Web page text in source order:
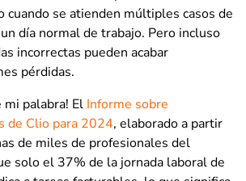
cuando se atienden múltiples casos de
día normal de trabajo. Pero incluso
incorrectas pueden acabar
pérdidas.
mi palabra! El Informe sobre
de Clio para 2024, elaborado a partir
de miles de profesionales del
solo el 37% de la jornada laboral de